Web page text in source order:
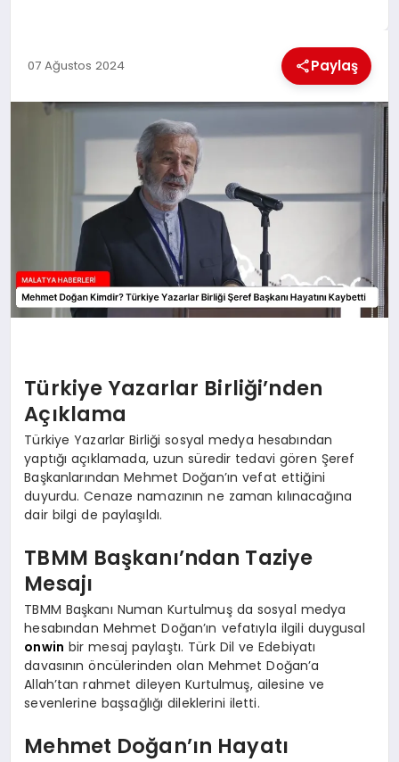
MAGAZIN
TEKNOLOJI
07 Ağustos 2024 Paylaş
Türkiye Yazarlar Birliği’nden
Açıklama
Türkiye Yazarlar Birliği sosyal medya hesabından
yaptığı açıklamada, uzun süredir tedavi gören Şeref
Başkanlarından Mehmet Doğan’ın vefat ettiğini
duyurdu. Cenaze namazının ne zaman kılınacağına
dair bilgi de paylaşıldı.
TBMM Başkanı’ndan Taziye
Mesajı
TBMM Başkanı Numan Kurtulmuş da sosyal medya
hesabından Mehmet Doğan’ın vefatıyla ilgili duygusal
onwin bir mesaj paylaştı. Türk Dil ve Edebiyatı
davasının öncülerinden olan Mehmet Doğan’a
Allah’tan rahmet dileyen Kurtulmuş, ailesine ve
sevenlerine başsağlığı dileklerini iletti.
Mehmet Doğan’ın Hayatı